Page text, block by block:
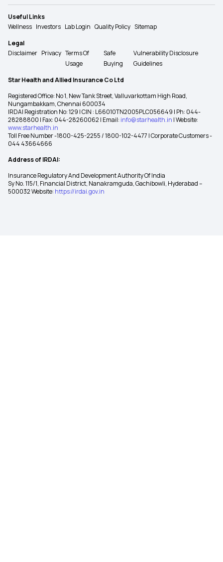
Useful Links
Wellness Investors Lab Login Quality Policy Sitemap
Legal
Disclaimer Privacy Terms Of
Usage
Safe
Buying
Vulnerability Disclosure
Guidelines
Star Health and Allied Insurance Co Ltd
Registered Office: No 1, New Tank Street, Valluvarkottam High Road,
Nungambakkam, Chennai 600034
IRDAI Registration No: 129 | CIN : L66010TN2005PLC056649 | Ph: 044-
28288800 | Fax: 044-28260062 | Email: info@starhealth.in | Website:
www.starhealth.in
Toll Free Number -1800-425-2255 / 1800-102-4477 | Corporate Customers -
044 43664666
Address of IRDAI:
Insurance Regulatory And Development Authority Of India
Sy No. 115/1, Financial District, Nanakramguda, Gachibowli, Hyderabad –
500032 Website: https://irdai.gov.in